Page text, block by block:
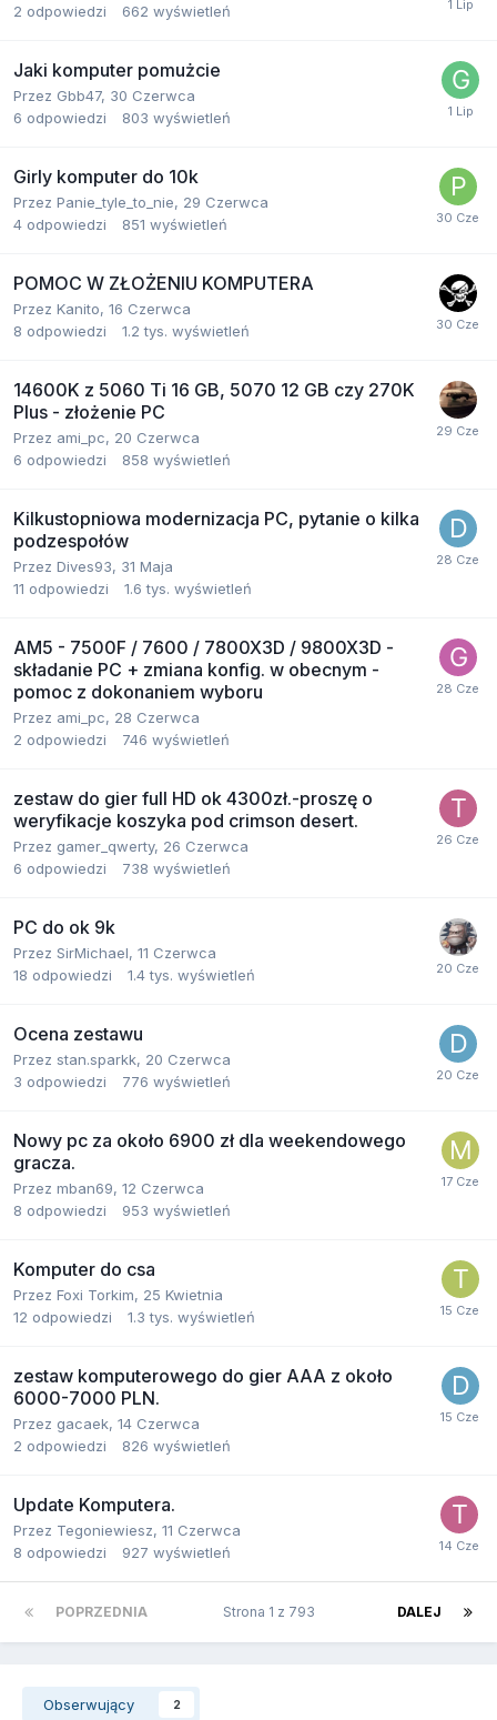
2 odpowiedzi 662 wyświetleń
Jaki komputer pomużcie
Przez Gbb47, 30 Czerwca
6 odpowiedzi 803 wyświetleń
Girly komputer do 10k
Przez Panie_tyle_to_nie, 29 Czerwca
4 odpowiedzi 851 wyświetleń
POMOC W ZŁOŻENIU KOMPUTERA
Przez Kanito, 16 Czerwca
8 odpowiedzi 1.2 tys. wyświetleń
14600K z 5060 Ti 16 GB, 5070 12 GB czy 270K
Plus - złożenie PC
Przez ami_pc, 20 Czerwca
6 odpowiedzi 858 wyświetleń
Kilkustopniowa modernizacja PC, pytanie o kilka
podzespołów
Przez Dives93, 31 Maja
11 odpowiedzi 1.6 tys. wyświetleń
AM5 - 7500F / 7600 / 7800X3D / 9800X3D -
składanie PC + zmiana konfig. w obecnym -
pomoc z dokonaniem wyboru
Przez ami_pc, 28 Czerwca
2 odpowiedzi 746 wyświetleń
zestaw do gier full HD ok 4300zł.-proszę o
weryfikacje koszyka pod crimson desert.
Przez gamer_qwerty, 26 Czerwca
6 odpowiedzi 738 wyświetleń
PC do ok 9k
Przez SirMichael, 11 Czerwca
18 odpowiedzi 1.4 tys. wyświetleń
Ocena zestawu
Przez stan.sparkk, 20 Czerwca
3 odpowiedzi 776 wyświetleń
Nowy pc za około 6900 zł dla weekendowego
gracza.
Przez mban69, 12 Czerwca
8 odpowiedzi 953 wyświetleń
Komputer do csa
Przez Foxi Torkim, 25 Kwietnia
12 odpowiedzi 1.3 tys. wyświetleń
zestaw komputerowego do gier AAA z około
6000-7000 PLN.
Przez gacaek, 14 Czerwca
2 odpowiedzi 826 wyświetleń
Update Komputera.
Przez Tegoniewiesz, 11 Czerwca
8 odpowiedzi 927 wyświetleń
POPRZEDNIA DALEJ
Strona 1 z 793
Obserwujący 2